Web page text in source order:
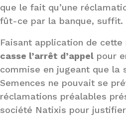
que le fait qu’une
fût-ce par la banque, suffit.
Faisant application de
casse l’arrêt d’appel pour
commise en jugeant que la
Semences ne pouvait se
réclamations préalables
société Natixis pour